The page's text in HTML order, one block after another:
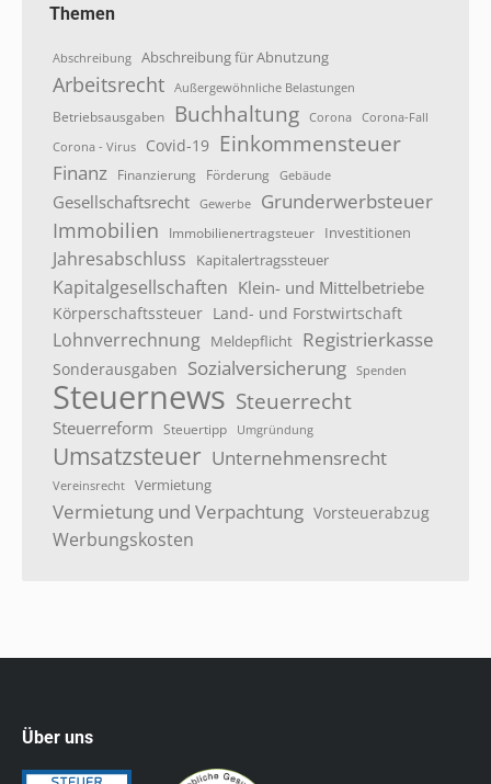
Themen
Abschreibung Abschreibung für Abnutzung
Arbeitsrecht Außergewöhnliche Belastungen
Betriebsausgaben Buchhaltung Corona Corona-Fall
Corona - Virus
Covid-19 Einkommensteuer
Finanz Finanzierung Förderung Gebäude
Gesellschaftsrecht Gewerbe Grunderwerbsteuer
Immobilien Immobilienertragsteuer Investitionen
Jahresabschluss Kapitalertragssteuer
Kapitalgesellschaften Klein- und Mittelbetriebe
Körperschaftssteuer Land- und Forstwirtschaft
Lohnverrechnung Meldepflicht Registrierkasse
Sonderausgaben Sozialversicherung Spenden
Steuernews Steuerrecht
Steuerreform Steuertipp Umgründung
Umsatzsteuer Unternehmensrecht
Vereinsrecht Vermietung
Vermietung und Verpachtung Vorsteuerabzug
Werbungskosten
Über uns